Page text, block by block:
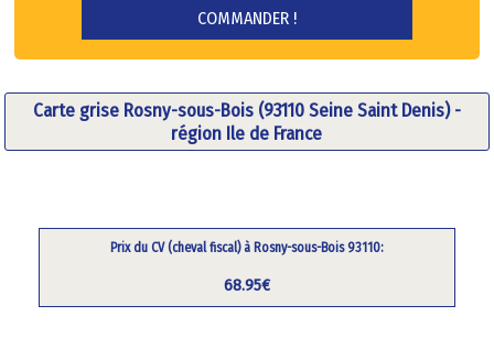
Carte grise Rosny-sous-Bois (93110 Seine Saint Denis) -
région Ile de France
Prix du CV (cheval fiscal) à Rosny-sous-Bois 93110:
68.95€